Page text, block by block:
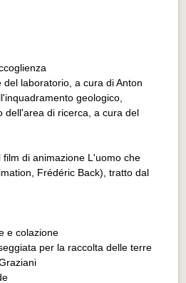
laboratorio, a cura di Anton
geologico,
dell'area di ricerca, a cura del
di animazione L'uomo che
Frédéric Back), tratto dal
e colazione
per la raccolta delle terre